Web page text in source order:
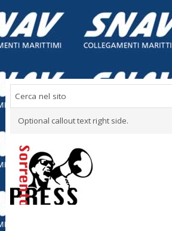
Optional callout text right side.